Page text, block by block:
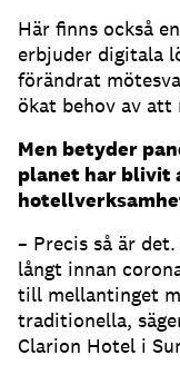
Här finns också
erbjuder digitala
förändrat
ökat behov av att
Men betyder
planet har blivit
– Precis så är
långt innan
till mellantinget
traditionella,
Clarion Hotel i